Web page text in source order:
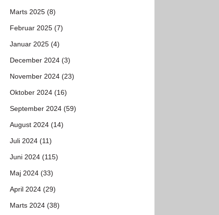
Marts 2025 (8)
Februar 2025 (7)
Januar 2025 (4)
December 2024 (3)
November 2024 (23)
Oktober 2024 (16)
September 2024 (59)
August 2024 (14)
Juli 2024 (11)
Juni 2024 (115)
Maj 2024 (33)
April 2024 (29)
Marts 2024 (38)